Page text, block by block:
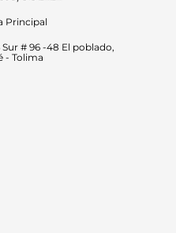
Principal
Sur # 96 -48 El poblado,
- Tolima